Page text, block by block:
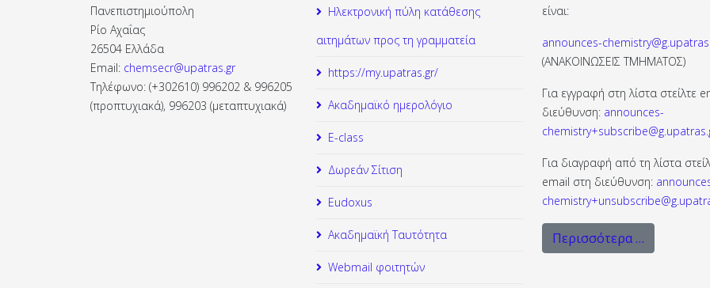
Πανεπιστημιούπολη
Ρίο Αχαΐας
26504 Ελλάδα
Email: chemsecr@upatras.gr
Τηλέφωνο: (+302610) 996202 & 996205
(προπτυχιακά), 996203 (μεταπτυχιακά)
Ηλεκτρονική πύλη κατάθεσης
αιτημάτων προς τη γραμματεία
https://my.upatras.gr/
Ακαδημαϊκό ημερολόγιο
Ε-class
Δωρεάν Σίτιση
Εudoxus
Ακαδημαϊκή Ταυτότητα
Webmail φοιτητών
είναι:
announces-
(ΑΝΑΚΟΙΝΩΣΕΙΣ ΤΜΗΜΑΤΟΣ)
Για εγγραφή στη λίστα στείλτε
διεύθυνση: announces-
Για διαγραφή από τη λίστα
email στη διεύθυνση:
Περισσότερα …